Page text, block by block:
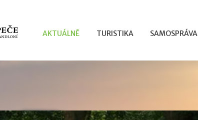
AKTUÁLNĚ TURISTIKA SAMOSPRÁVA